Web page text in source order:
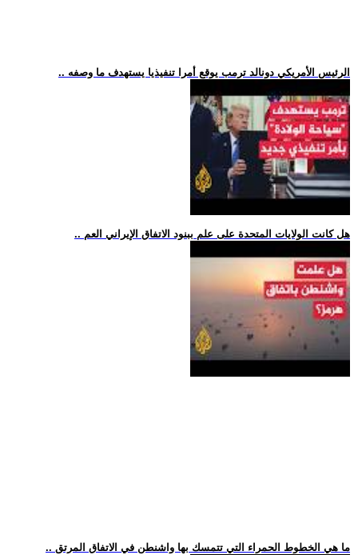
.. الرئيس الأمريكي دونالد ترمب يوقع أمرا تنفيذيا يستهدف ما وصفه
.. هل كانت الولايات المتحدة على علم ببنود الاتفاق الإيراني العم
.. ما هي الخطوط الحمراء التي تتمسك بها واشنطن في الاتفاق المرتق